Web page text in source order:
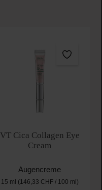
VT Cica Collagen Eye
Cream
Augencreme
15 ml (146,33 CHF / 100 ml)